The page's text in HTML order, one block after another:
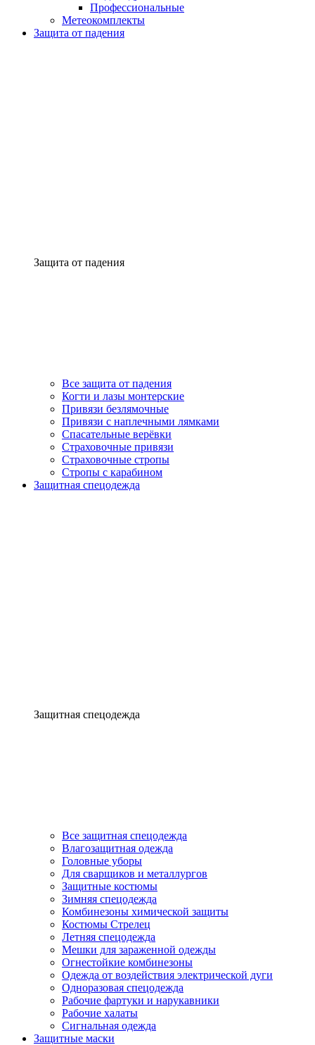
Профессиональные
Метеокомплекты
Защита от падения
Защита от падения
Все защита от падения
Когти и лазы монтерские
Привязи безлямочные
Привязи с наплечными лямками
Спасательные верёвки
Страховочные привязи
Страховочные стропы
Стропы с карабином
Защитная спецодежда
Защитная спецодежда
Все защитная спецодежда
Влагозащитная одежда
Головные уборы
Для сварщиков и металлургов
Защитные костюмы
Зимняя спецодежда
Комбинезоны химической защиты
Костюмы Стрелец
Летняя спецодежда
Мешки для зараженной одежды
Огнестойкие комбинезоны
Одежда от воздействия электрической дуги
Одноразовая спецодежда
Рабочие фартуки и нарукавники
Рабочие халаты
Сигнальная одежда
Защитные маски